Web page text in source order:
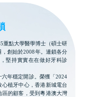
重點大學醫學博士（碩士研
創始於2008年。連鎖各分
堅持實實在在做好牙科診
年穩定開診。榮獲「2024
植牙中心，香港新城電台
的顧客，受到粵港澳大灣